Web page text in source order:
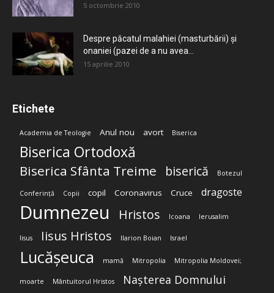
5 octombrie 2010
Despre păcatul malahiei (masturbării) şi
onaniei (pazei de a nu avea...
15 aprilie 2010
Etichete
Academia de Teologie Anul nou avort Biserica
Biserica Ortodoxă
Biserica Sfânta Treime biserică Botezul
Conferință Copii copil Coronavirus Cruce dragoste
Dumnezeu Hristos Icoana Ierusalim
Iisus Iisus Hristos Ilarion Boian Israel
Lucășeuca mamă Mitropolia Mitropolia Moldovei;
moarte Mântuitorul Hristos Nașterea Domnului